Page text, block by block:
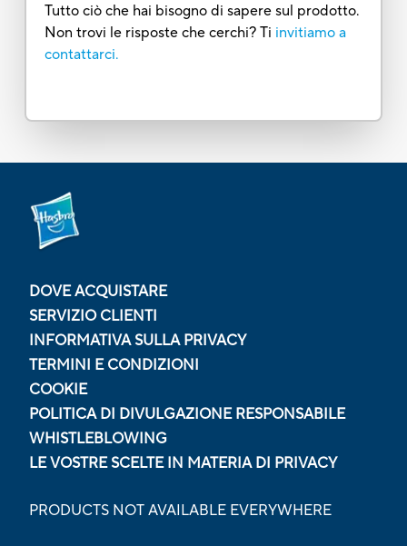
Tutto ciò che hai bisogno di sapere sul prodotto.
Non trovi le risposte che cerchi? Ti invitiamo a
contattarci.
DOVE ACQUISTARE
SERVIZIO CLIENTI
INFORMATIVA SULLA PRIVACY
TERMINI E CONDIZIONI
COOKIE
POLITICA DI DIVULGAZIONE RESPONSABILE
WHISTLEBLOWING
LE VOSTRE SCELTE IN MATERIA DI PRIVACY
PRODUCTS NOT AVAILABLE EVERYWHERE